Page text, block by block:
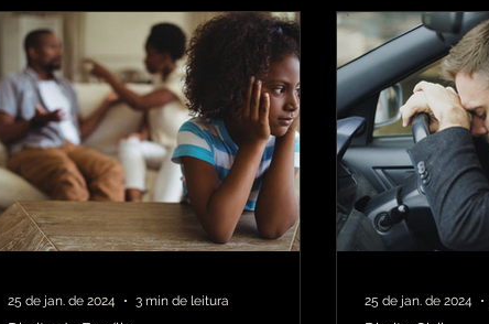
Direito Sucessório Direito do Consumidor
Direito Empresarial e Societário Direito de
Direito Administrativo Direito da Saúde condo
25 de jan. de 2024 3 min de leitura 25 de jan. de 2024